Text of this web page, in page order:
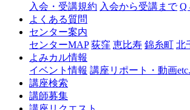
八
王
入会・受講規約 入会から受講まで Q
よくある質問
センター案内
センターMAP 荻窪 恵比寿 錦糸町 北
よみカル情報
イベント情報 講座リポート・動画etc.
講座検索
講師募集